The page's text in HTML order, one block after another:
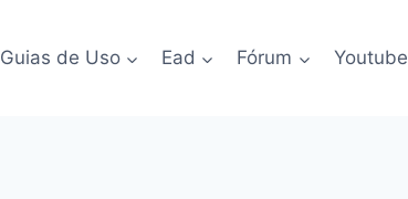
Guias de Uso Ead Fórum Youtube